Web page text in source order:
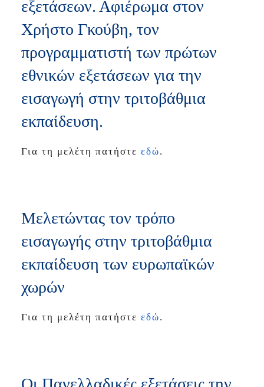
εξετάσεων. Αφιέρωμα στον
Χρήστο Γκούβη, τον
προγραμματιστή των πρώτων
εθνικών εξετάσεων για την
εισαγωγή στην τριτοβάθμια
εκπαίδευση.
Για τη μελέτη πατήστε εδώ.
Μελετώντας τον τρόπο
εισαγωγής στην τριτοβάθμια
εκπαίδευση των ευρωπαϊκών
χωρών
Για τη μελέτη πατήστε εδώ.